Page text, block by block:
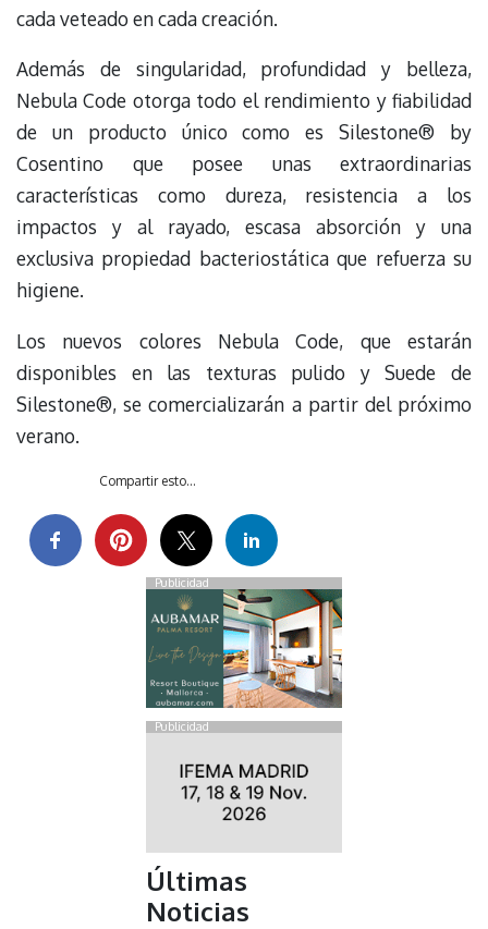
cada veteado en cada creación.
Además de singularidad, profundidad y belleza,
Nebula Code otorga todo el rendimiento y fiabilidad
de un producto único como es Silestone® by
Cosentino que posee unas extraordinarias
características como dureza, resistencia a los
impactos y al rayado, escasa absorción y una
exclusiva propiedad bacteriostática que refuerza su
higiene.
Los nuevos colores Nebula Code, que estarán
disponibles en las texturas pulido y Suede de
Silestone®, se comercializarán a partir del próximo
verano.
Compartir esto...
Publicidad
Publicidad
Últimas
Noticias